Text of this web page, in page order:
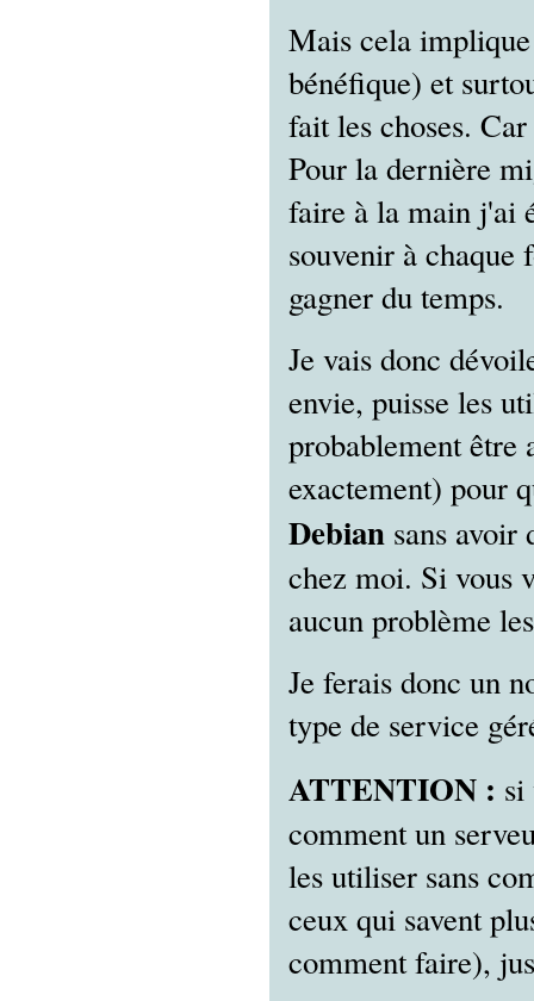
Mais cela
bénéfique) et
fait les choses.
Pour la dernière
faire à la main j'ai
souvenir à chaque
gagner du temps.
Je vais donc
envie, puisse les
probablement être
exactement) pour
Debian sans avoir
chez moi. Si vous
aucun problème
Je ferais donc un
type de service
ATTENTION : si
comment un
les utiliser sans
ceux qui savent
comment faire),